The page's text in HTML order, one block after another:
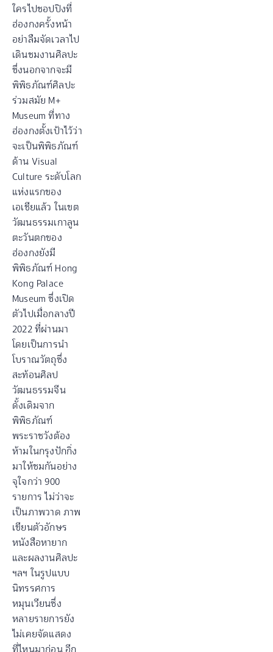
ใครไปชอปปิงที่
ฮ่องกงครั้งหน้า
อย่าลืมจัดเวลาไป
เดินชมงานศิลปะ
ซึ่งนอกจากจะมี
พิพิธภัณฑ์ศิลปะ
ร่วมสมัย M+
Museum ที่ทาง
ฮ่องกงตั้งเป้าไว้ว่า
จะเป็นพิพิธภัณฑ์
ด้าน Visual
Culture ระดับโลก
แห่งแรกของ
เอเชียแล้ว ในเขต
วัฒนธรรมเกาลูน
ตะวันตกของ
ฮ่องกงยังมี
พิพิธภัณฑ์ Hong
Kong Palace
Museum ซึ่งเปิด
ตัวไปเมื่อกลางปี
2022 ที่ผ่านมา
โดยเป็นการนำ
โบราณวัตถุซึ่ง
สะท้อนศิลป
วัฒนธรรมจีน
ดั้งเดิมจาก
พิพิธภัณฑ์
พระราชวังต้อง
ห้ามในกรุงปักกิ่ง
มาให้ชมกันอย่าง
จุใจกว่า 900
รายการ ไม่ว่าจะ
เป็นภาพวาด ภาพ
เขียนตัวอักษร
หนังสือหายาก
และผลงานศิลปะ
ฯลฯ ในรูปแบบ
นิทรรศการ
หมุนเวียนซึ่ง
หลายรายการยัง
ไม่เคยจัดแสดง